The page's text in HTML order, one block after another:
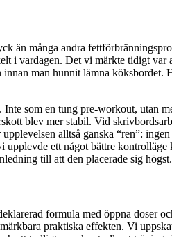
än många andra
i vardagen. Det vi märkte tidigt
man hunnit lämna
som en tung pre-workout, utan
blev mer stabil. Vid
alltså ganska “ren”:
upplevde ett något bättre
till att den placerade sig högst.
formula med öppna doser
praktiska effekten. Vi